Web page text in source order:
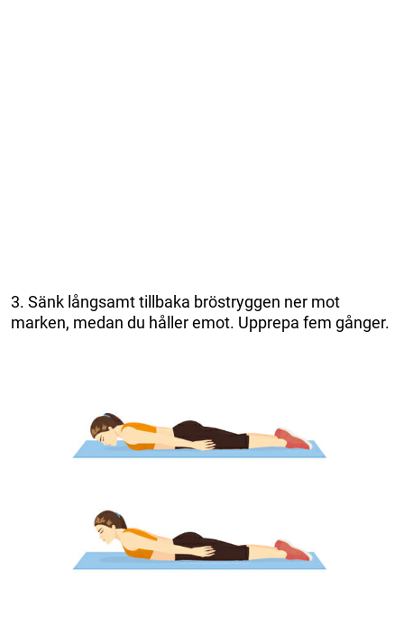
3. Sänk långsamt tillbaka bröstryggen ner mot
marken, medan du håller emot. Upprepa fem gånger.